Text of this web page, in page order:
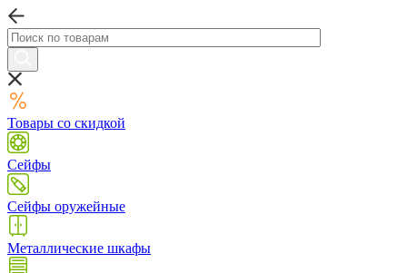
Товары со скидкой
Сейфы
Сейфы оружейные
Металлические шкафы